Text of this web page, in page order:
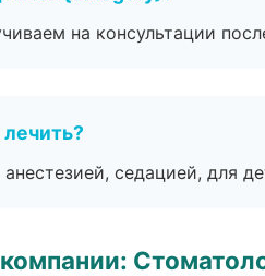
на консультации
седацией, для